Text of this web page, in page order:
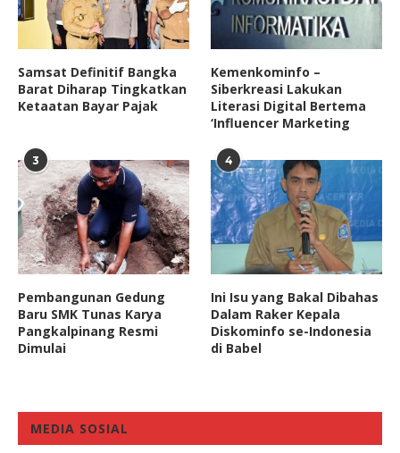
Samsat Definitif Bangka
Barat Diharap Tingkatkan
Ketaatan Bayar Pajak
Kemenkominfo –
Siberkreasi Lakukan
Literasi Digital Bertema
‘Influencer Marketing
3
Pembangunan Gedung
Baru SMK Tunas Karya
Pangkalpinang Resmi
Dimulai
4
Ini Isu yang Bakal Dibahas
Dalam Raker Kepala
Diskominfo se-Indonesia
di Babel
MEDIA SOSIAL